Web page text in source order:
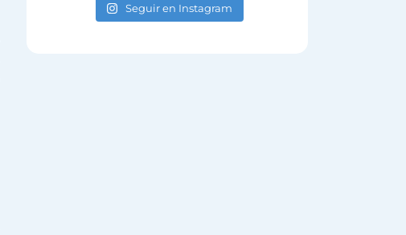
Seguir en Instagram